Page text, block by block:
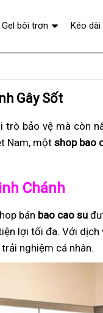
Gây Sốt
trò bảo vệ mà còn
Nam, một shop bao
Chánh
bán bao cao su
lợi tối đa. Với
nghiệm cá nhân.
Gel bôi trơn Kéo dài